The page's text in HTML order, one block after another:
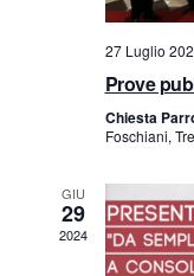
d
27 Luglio
Prove
Chiesta
Foschiani,
GIU
29
2024